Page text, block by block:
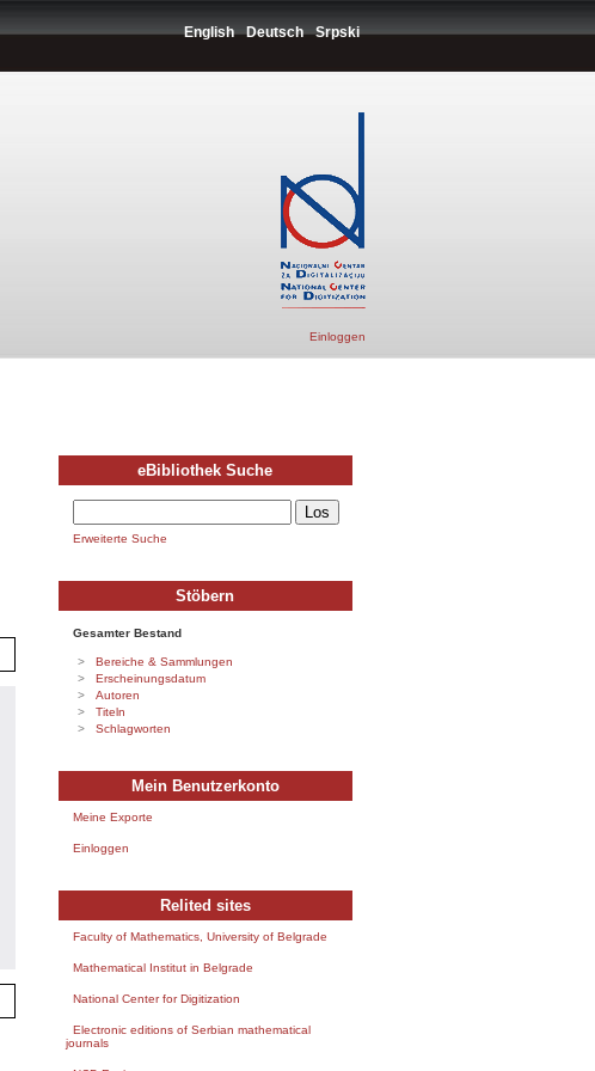
English Deutsch Srpski
Einloggen
eBibliothek Suche
Erweiterte Suche
Stöbern
Gesamter Bestand
Bereiche & Sammlungen
Erscheinungsdatum
Autoren
Titeln
Schlagworten
Mein Benutzerkonto
Meine Exporte
Einloggen
Relited sites
Faculty of Mathematics, University of Belgrade
Mathematical Institut in Belgrade
National Center for Digitization
Electronic editions of Serbian mathematical
journals